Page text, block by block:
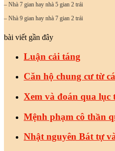
– Nhà 7 gian hay nhà 5 gian 2 trái
– Nhà 9 gian hay nhà 7 gian 2 trái
bài viết gần đây
Luận cải táng
Căn hộ chung cư từ
Xem và đoán qua
Mệnh phạm cô thần
Nhật nguyên Bát tự